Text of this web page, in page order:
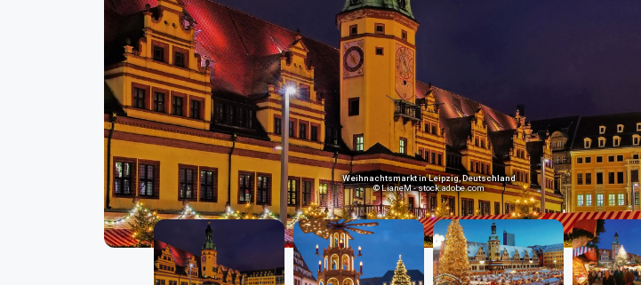
Weihnachtsmarkt in Leipzig, Deutschland
© LianeM - stock.adobe.com